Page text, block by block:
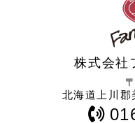
株式会社
北海道上川